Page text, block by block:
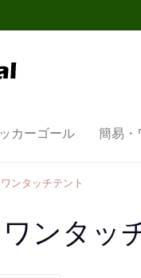
カーゴール 簡易・
ンタッチテント
ンタッ